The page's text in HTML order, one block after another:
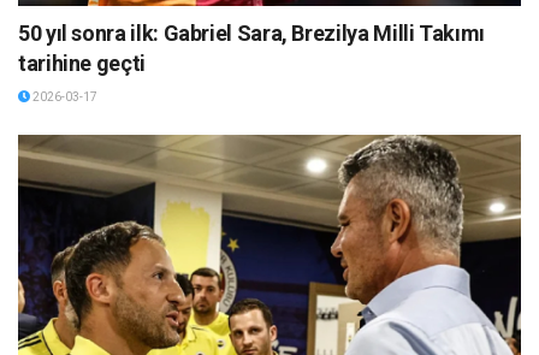
50 yıl sonra ilk: Gabriel Sara, Brezilya Milli Takımı
tarihine geçti
2026-03-17